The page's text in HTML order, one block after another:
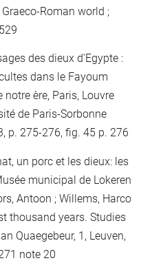
Roman world ;
des dieux d’Egypte :
dans le Fayoum
notre ère, Paris, Louvre
de Paris-Sorbonne
p. 275-276, fig. 45 p. 276
un porc et les dieux: les
municipal de Lokeren
Antoon ; Willems, Harco
thousand years. Studies
Quaegebeur, 1, Leuven,
note 20